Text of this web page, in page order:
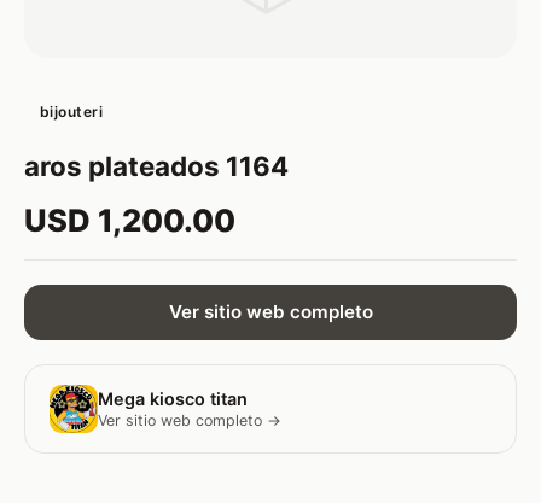
bijouteri
aros plateados 1164
USD 1,200.00
Ver sitio web completo
Mega kiosco titan
Ver sitio web completo →